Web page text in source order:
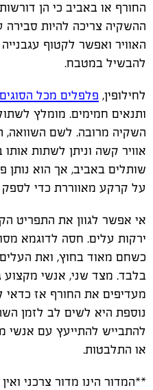
החורף או באביב כי הן
ההשקיה צריכה להיות
האוויר ואפשר לקטוף
להבשיל במטבח.
לחילופין, פלפלים מכל הסוגים
ותנאים חמימים. מומלץ
השקיה מרובה. לשם השוואה,
אוויר קשה וניתן לשתות
שותלים באביב, אך הוא נותן
על קרקע מאווררת כדי לספק
אי אפשר לגוון את התפריט
ירקות עלים. חסה לדוגמא
כשחם מאוד בחוץ, ואת
בלבד. מצד שני, אנשי
מעדיפים את החורף אז
נוספת היא לשים לב לזמן
להתבייש להתייעץ עם
או התלבטות.
**המדור הינו מדור צרכני